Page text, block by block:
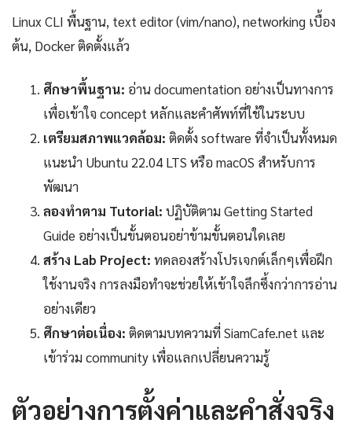
Linux CLI พื้นฐาน, text editor (vim/nano), networking เบื้อง
ต้น, Docker ติดตั้งแล้ว
ศึกษาพื้นฐาน: อ่าน documentation อย่างเป็นทางการ
เพื่อเข้าใจ concept หลักและคำศัพท์ที่ใช้ในระบบ
เตรียมสภาพแวดล้อม: ติดตั้ง software ที่จำเป็นทั้งหมด
แนะนำ Ubuntu 22.04 LTS หรือ macOS สำหรับการ
พัฒนา
ลองทำตาม Tutorial: ปฏิบัติตาม Getting Started
Guide อย่างเป็นขั้นตอนอย่าข้ามขั้นตอนใดเลย
สร้าง Lab Project: ทดลองสร้างโปรเจกต์เล็กๆเพื่อฝึก
ใช้งานจริง การลงมือทำจะช่วยให้เข้าใจลึกซึ้งกว่าการอ่าน
อย่างเดียว
ศึกษาต่อเนื่อง: ติดตามบทความที่ SiamCafe.net และ
เข้าร่วม community เพื่อแลกเปลี่ยนความรู้
ตัวอย่างการตั้งค่าและคำสั่งจริง